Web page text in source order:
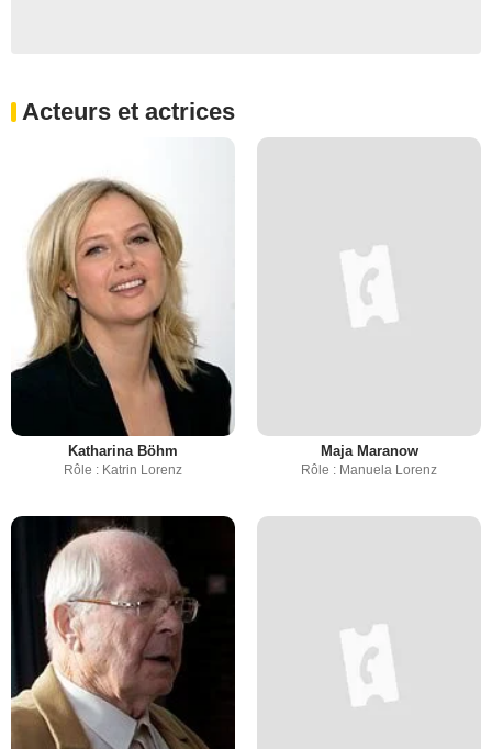
Acteurs et actrices
Katharina Böhm
Rôle : Katrin Lorenz
Maja Maranow
Rôle : Manuela Lorenz